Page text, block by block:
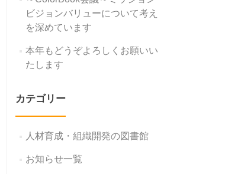
ビジョンバリューについて考え
を深めています
本年もどうぞよろしくお願いい
たします
カテゴリー
人材育成・組織開発の図書館
お知らせ一覧